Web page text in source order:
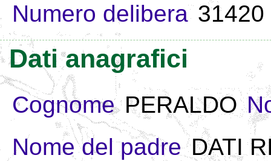
Numero delibera 31420
Dati anagrafici
Cognome PERALDO
Nome del padre DATI